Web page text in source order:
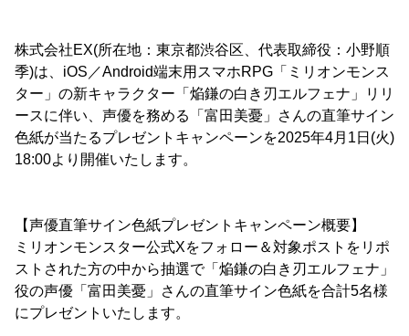
株式会社EX(所在地：東京都渋谷区、代表取締役：小野順
季)は、iOS／Android端末用スマホRPG「ミリオンモンス
ター」の新キャラクター「焔鎌の白き刃エルフェナ」リリ
ースに伴い、声優を務める「富田美憂」さんの直筆サイン
色紙が当たるプレゼントキャンペーンを2025年4月1日(火)
18:00より開催いたします。
【声優直筆サイン色紙プレゼントキャンペーン概要】
ミリオンモンスター公式Xをフォロー＆対象ポストをリポ
ストされた方の中から抽選で「焔鎌の白き刃エルフェナ」
役の声優「富田美憂」さんの直筆サイン色紙を合計5名様
にプレゼントいたします。